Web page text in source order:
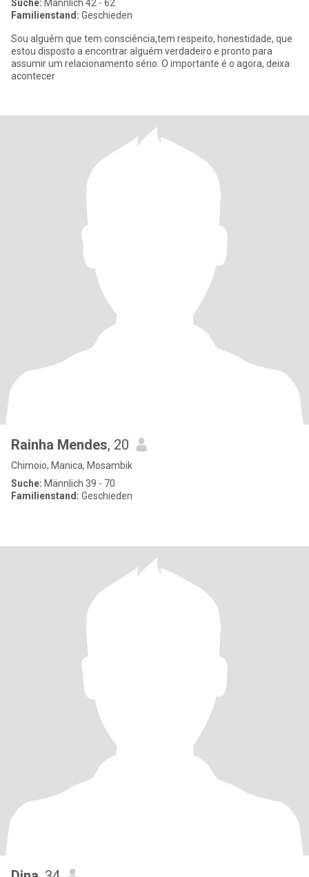
Suche: Männlich 42 - 62
Familienstand: Geschieden
Sou alguém que tem consciência,tem respeito, honestidade, que
estou disposto a encontrar alguém verdadeiro e pronto para
assumir um relacionamento sério. O importante é o agora, deixa
acontecer
Rainha Mendes, 20
Chimoio, Manica, Mosambik
Suche: Männlich 39 - 70
Familienstand: Geschieden